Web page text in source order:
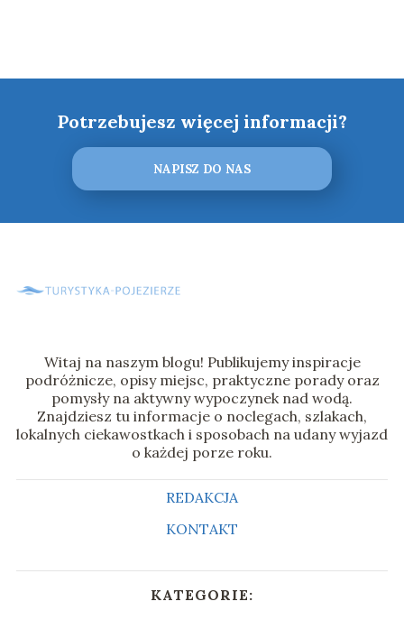
Potrzebujesz więcej informacji?
NAPISZ DO NAS
Witaj na naszym blogu! Publikujemy inspiracje
podróżnicze, opisy miejsc, praktyczne porady oraz
pomysły na aktywny wypoczynek nad wodą.
Znajdziesz tu informacje o noclegach, szlakach,
lokalnych ciekawostkach i sposobach na udany wyjazd
o każdej porze roku.
REDAKCJA
KONTAKT
KATEGORIE: